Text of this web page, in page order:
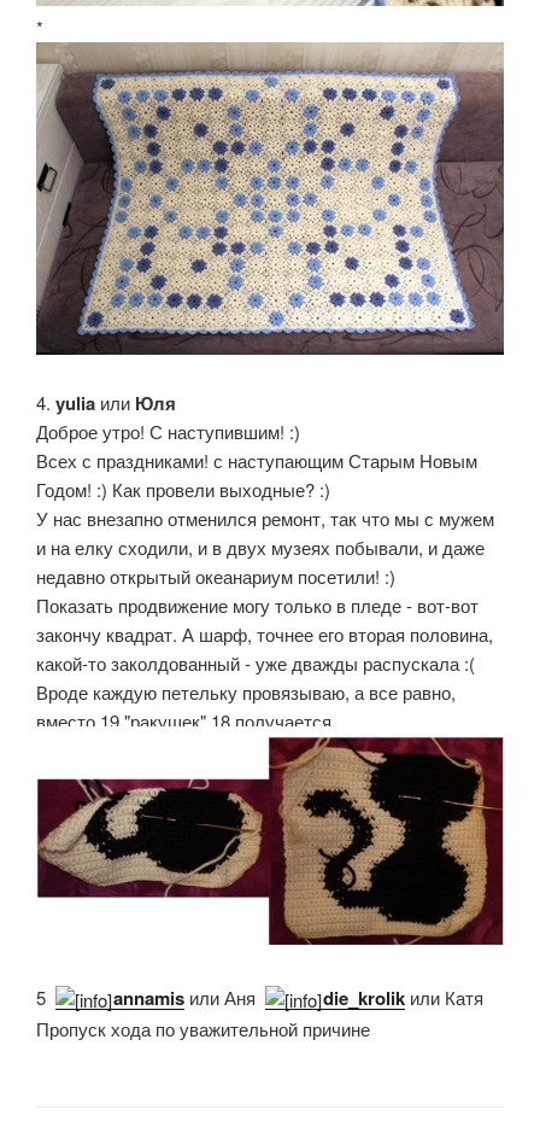
*
4. yulia или Юля
Доброе утро! С наступившим! :)
Всех с праздниками! с наступающим Старым Новым
Годом! :) Как провели выходные? :)
У нас внезапно отменился ремонт, так что мы с мужем
и на елку сходили, и в двух музеях побывали, и даже
недавно открытый океанариум посетили! :)
Показать продвижение могу только в пледе - вот-вот
закончу квадрат. А шарф, точнее его вторая половина,
какой-то заколдованный - уже дважды распускала :(
Вроде каждую петельку провязываю, а все равно,
вместо 19 "ракушек" 18 получается...
5. annamis или Аня, die_krolik или Катя
Пропуск хода по уважительной причине